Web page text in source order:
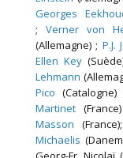
Georges
; Verner von
(Allemagne) ; P.J.
Ellen Key
Lehmann
Pico
Martinet
Masson (France);
Michaelis